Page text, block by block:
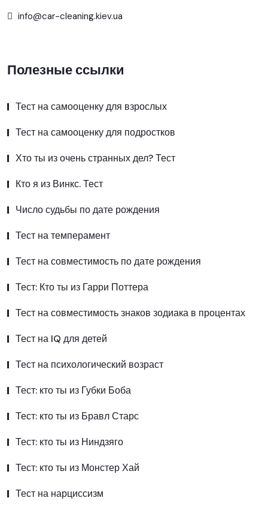
info@car-cleaning.kiev.ua
Полезные ссылки
Тест на самооценку для взрослых
Тест на самооценку для подростков
Хто ты из очень странных дел? Тест
Кто я из Винкс. Тест
Число судьбы по дате рождения
Тест на темперамент
Тест на совместимость по дате рождения
Тест: Кто ты из Гарри Поттера
Тест на совместимость знаков зодиака в процентах
Тест на IQ для детей
Тест на психологический возраст
Тест: кто ты из Губки Боба
Тест: кто ты из Бравл Старс
Тест: кто ты из Ниндзяго
Тест: кто ты из Монстер Хай
Тест на нарциссизм